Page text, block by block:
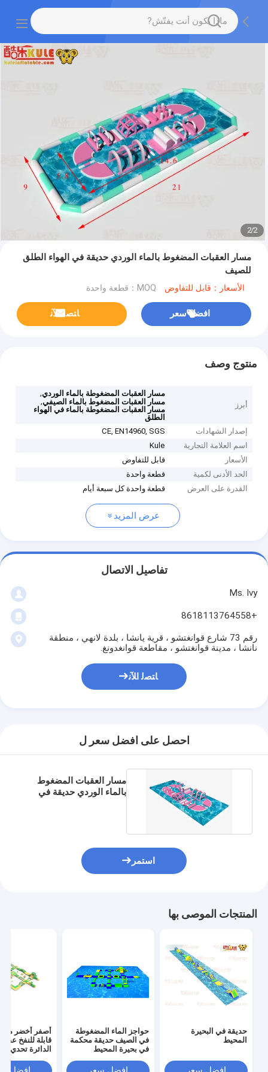
2
/
2
مسار العقبات المضغوط بالماء الوردي حديقة في الهواء الطلق
للصيف
الأسعار：قابل للتفاوض MOQ：قطعة واحدة
افضل سعر ﺎﺘﺼﻟ ﺍﻶﻧ
منتوج وصف
أبرز
مسار العقبات المضغوطة بالماء الوردي,
مسار العقبات المضغوط بالماء الصيفي,
مسار العقبات المضغوطة بالماء في الهواء
الطلق
إصدار الشهادات
CE, EN14960, SGS
اسم العلامة التجارية
Kule
الأسعار
قابل للتفاوض
الحد الأدنى لكمية
قطعة واحدة
القدرة على العرض
قطعة واحدة كل سبعة أيام
عرض المزيد
تفاصيل الاتصال
Ms. Ivy
+8618113764558
رقم 73 شارع قوانغتشو ، قرية يانشا ، بلدة لانهي ، منطقة
نانشا ، مدينة قوانغتشو ، مقاطعة قوانغدونغ.
ﺎﺘﺼﻟ ﺍﻶﻧ
احصل على افضل سعر ل
مسار العقبات المضغوط
بالماء الوردي حديقة في
استمر
المنتجات الموصى بها
حديقة في البحيرة
المحيط
حواجز الماء المضغوطة
في الصيف حديقة محكمة
في بحيرة المحيط
أصفر أخضر
قابلة للنفخ
الدائرة تحدي